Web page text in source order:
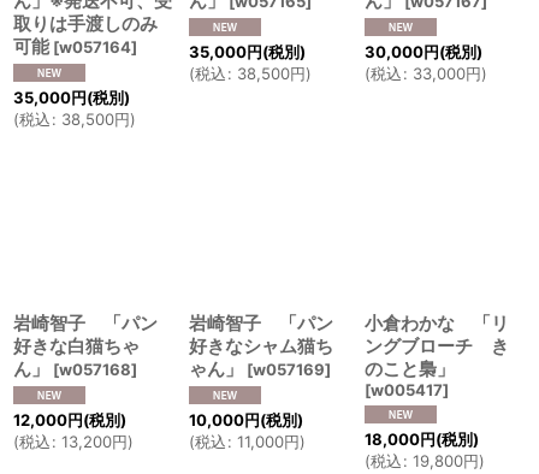
取りは手渡しのみ
可能 [w057164]
35,000円(税別)
(税込: 38,500円)
35,000円(税別)
(税込: 38,500円)
30,000円(税別)
(税込: 33,000円)
岩崎智子 「パン
好きな白猫ちゃ
ん」
[w057168]
12,000円(税別)
(税込: 13,200円)
岩崎智子 「パン
好きなシャム猫ち
ゃん」
[w057169]
10,000円(税別)
(税込: 11,000円)
小倉わかな 「リ
ングブローチ き
のこと梟」
[w005417]
18,000円(税別)
(税込: 19,800円)